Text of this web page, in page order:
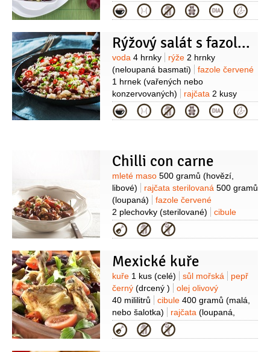
2 lžíce
semínka 1 hrst (konopná)
Kategorie
Rýžový salát s fazolemi
Suroviny
voda 4 hrnky rýže 2 hrnky
(neloupaná basmati)
fazole červené
1 hrnek (vařených nebo
konzervovaných)
rajčata 2 kusy
(velká)
paprika červená 1 kus
(na
kostičky nakrájená)
petržel
citronu)
Kategorie
Chilli con carne
Suroviny
mleté maso 500 gramů (hovězí,
libové)
rajčata sterilovaná 500 gramů
(loupaná)
fazole červené
2 plechovky (sterilované)
cibule
1 kus
cibulka jarní
červené2 decilitry
paprička chilli
3 lžíce
olej olivový2 lžíce
Kategorie
Mexické kuře
Suroviny
kuře 1 kus (celé) sůl mořská
pepř
černý (drcený )
olej olivový
40 mililitrů
cibule 400 gramů (malá,
nebo šalotka)
rajčata (loupaná,
můžou být i z konzervy)
350 gramů
paprika feferonka
Kategorie